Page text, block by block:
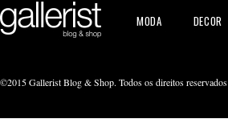
MODA DECOR
©2015 Gallerist Blog & Shop. Todos os direitos reservados